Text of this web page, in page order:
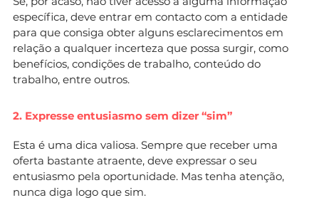
específica, deve entrar em contacto com a entidade
para que consiga obter alguns esclarecimentos em
relação a qualquer incerteza que possa surgir, como
benefícios, condições de trabalho, conteúdo do
trabalho, entre outros.
2. Expresse entusiasmo sem dizer “sim”
Esta é uma dica valiosa. Sempre que receber uma
oferta bastante atraente, deve expressar o seu
entusiasmo pela oportunidade. Mas tenha atenção,
nunca diga logo que sim.